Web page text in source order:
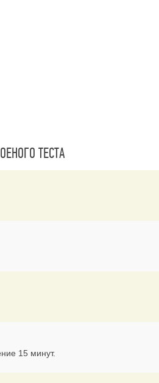
ТЕСТА
15 минут.